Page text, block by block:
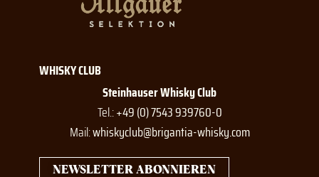
WHISKY CLUB
Steinhauser Whisky Club
Tel.:+49 (0) 7543 939760-0
Mail:whiskyclub@brigantia-whisky.com
NEWSLETTER ABONNIEREN